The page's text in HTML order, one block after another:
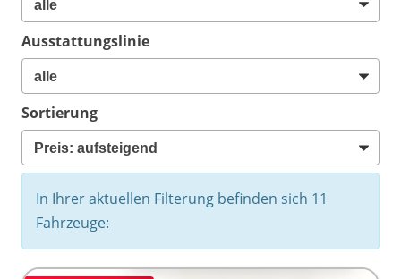
Ausstattungslinie
Sortierung
In Ihrer aktuellen Filterung befinden sich 11
Fahrzeuge: